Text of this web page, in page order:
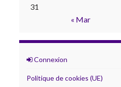
31
« Mar
Connexion
Politique de cookies (UE)